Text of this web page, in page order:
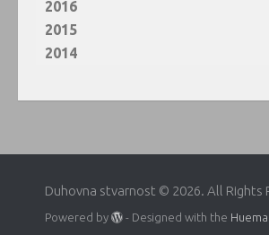
2016
2015
2014
Duhovna stvarnost © 2026. All Rights
Powered by - Designed with the